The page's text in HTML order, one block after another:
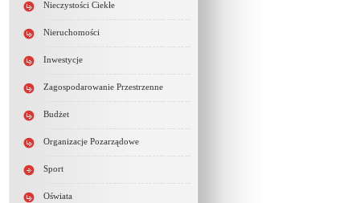
Nieczystości Ciekłe
Nieruchomości
Inwestycje
Zagospodarowanie Przestrzenne
Budżet
Organizacje Pozarządowe
Sport
Oświata